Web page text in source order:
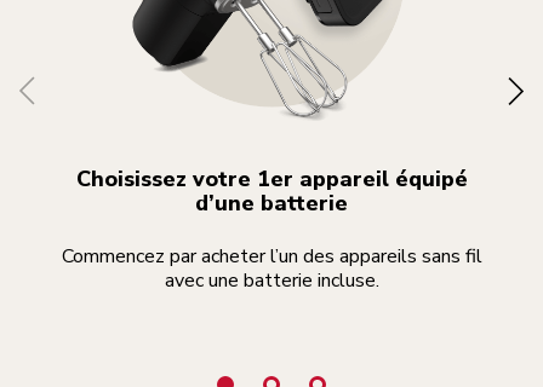
Choisissez votre 1er appareil équipé
d’une batterie
Commencez par acheter l’un des appareils sans fil
avec une batterie incluse.